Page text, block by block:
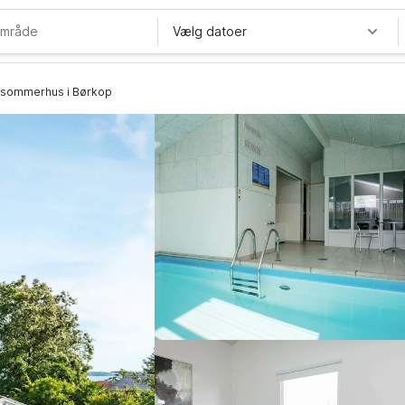
Vælg datoer
i Børkop